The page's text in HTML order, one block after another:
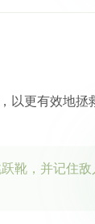
以更有效地拯
靴，并记住